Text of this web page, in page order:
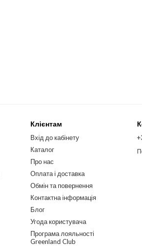
Клієнтам
Вхід до кабінету
Каталог
Про нас
Оплата і доставка
Обмін та повернення
Контактна інформація
Блог
Угода користувача
Програма лояльності
Greenland Club